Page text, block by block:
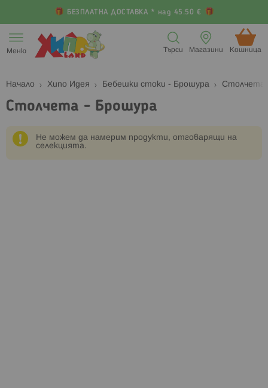
БЕЗПЛАТНА ДОСТАВКА * над 45.50 €
към
съдържанието
Меню Кошница (
Магазини
Търси
Начало Хипо Идея Бебешки стоки - Брошура Столчета
Столчета - Брошура
Не можем да намерим продукти, отговарящи на
селекцията.